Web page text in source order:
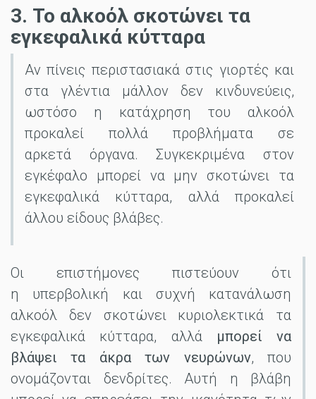
3. Το αλκοόλ σκοτώνει τα
εγκεφαλικά κύτταρα
Αν πίνεις περιστασιακά στις γιορτές και
στα γλέντια μάλλον δεν κινδυνεύεις,
ωστόσο η κατάχρηση του αλκοόλ
προκαλεί πολλά προβλήματα σε
αρκετά όργανα. Συγκεκριμένα στον
εγκέφαλο μπορεί να μην σκοτώνει τα
εγκεφαλικά κύτταρα, αλλά προκαλεί
άλλου είδους βλάβες.
Οι επιστήμονες πιστεύουν ότι
η υπερβολική και συχνή κατανάλωση
αλκοόλ δεν σκοτώνει κυριολεκτικά τα
εγκεφαλικά κύτταρα, αλλά μπορεί να
βλάψει τα άκρα των νευρώνων, που
ονομάζονται δενδρίτες. Αυτή η βλάβη